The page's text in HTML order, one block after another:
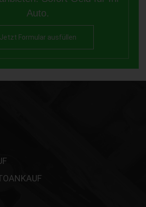
Auto.
Jetzt Formular ausfüllen